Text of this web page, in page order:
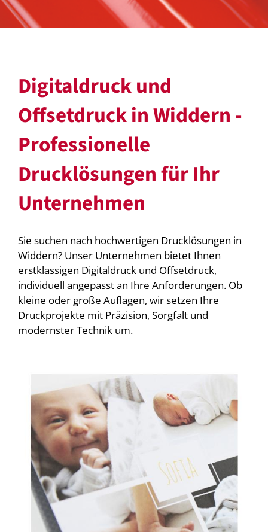
Digitaldruck und
Offsetdruck in Widdern -
Professionelle
Drucklösungen für Ihr
Unternehmen
Sie suchen nach hochwertigen Drucklösungen in
Widdern? Unser Unternehmen bietet Ihnen
erstklassigen Digitaldruck und Offsetdruck,
individuell angepasst an Ihre Anforderungen. Ob
kleine oder große Auflagen, wir setzen Ihre
Druckprojekte mit Präzision, Sorgfalt und
modernster Technik um.